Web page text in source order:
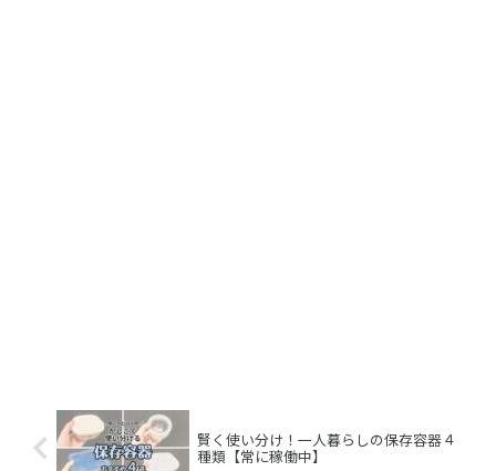
賢く使い分け！一人暮らしの保存容器４
種類【常に稼働中】